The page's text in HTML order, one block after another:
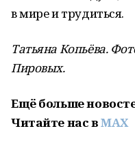
в мире и трудиться.
Татьяна Копьёва.
Пировых.
Ещё больше
Читайте нас вMAX